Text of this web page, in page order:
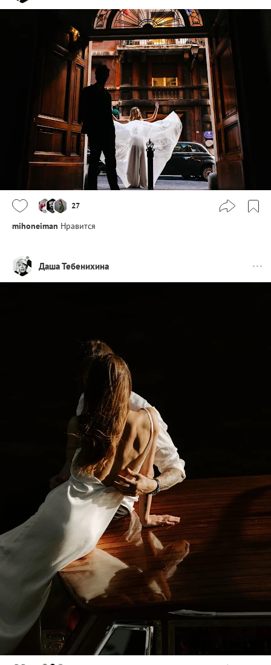
27
mihoneiman Нравится
Даша Тебенихина